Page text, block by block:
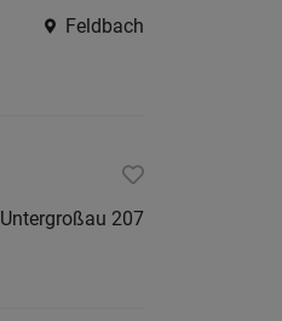
Feldbach
Untergroßau 207